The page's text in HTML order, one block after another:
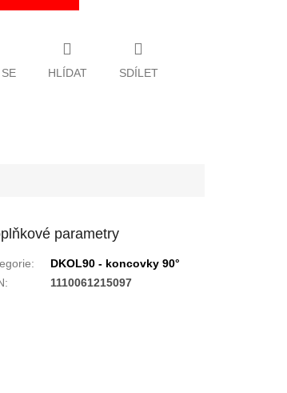
HLÍDAT SDÍLET
parametry
:
DKOL90 - koncovky 90°
: 1110061215097